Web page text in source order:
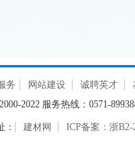
务 网站建设 诚聘英才
2022 服务热线：0571-
： 建材网 ICP备案：浙B2-